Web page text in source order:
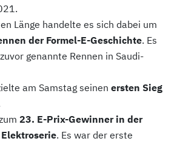
Länge handelte es sich dabei um
der Formel-E-Geschichte. Es
genannte Rennen in Saudi-
am Samstag seinen ersten Sieg
23. E-Prix-Gewinner in der
. Es war der erste